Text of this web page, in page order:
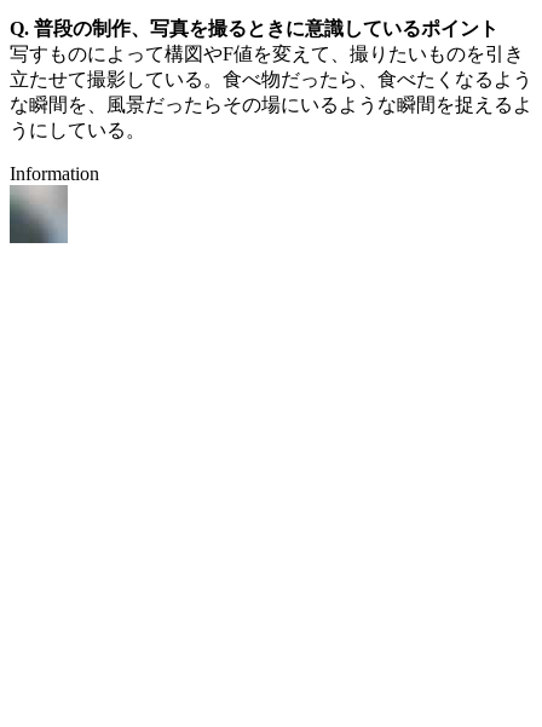
Q. 普段の制作、写真を撮るときに意識しているポイント
写すものによって構図やF値を変えて、撮りたいものを引き
立たせて撮影している。食べ物だったら、食べたくなるよう
な瞬間を、風景だったらその場にいるような瞬間を捉えるよ
うにしている。
Information